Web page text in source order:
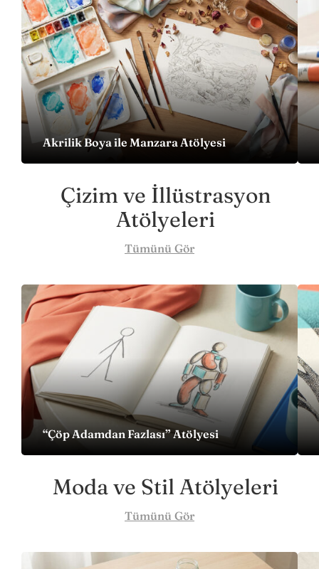
Akrilik Boya ile Manzara Atölyesi
Çizim ve İllüstrasyon
Atölyeleri
Tümünü Gör
“Çöp Adamdan Fazlası” Atölyesi
Moda ve Stil Atölyeleri
Tümünü Gör